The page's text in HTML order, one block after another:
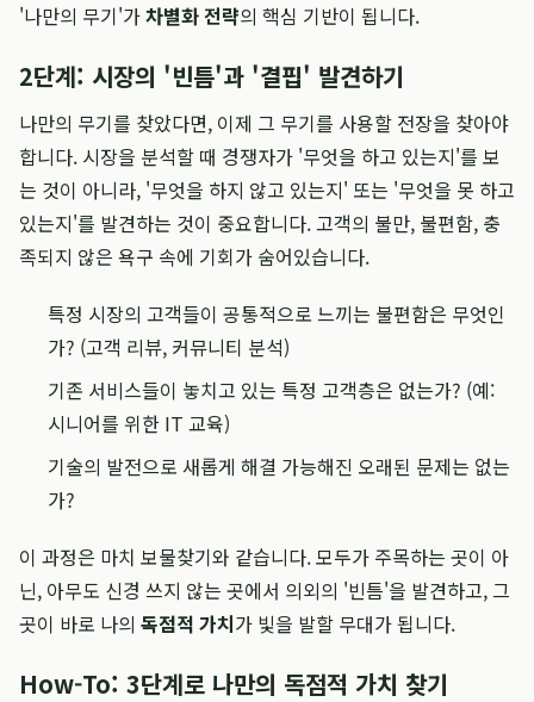
'나만의 무기'가차별화 전략의 핵심 기반이 됩니다.
2단계: 시장의 '빈틈'과 '결핍' 발견하기
나만의 무기를 찾았다면, 이제 그 무기를 사용할 전장을 찾아야
합니다. 시장을 분석할 때 경쟁자가 '무엇을 하고 있는지'를 보
는 것이 아니라, '무엇을 하지 않고 있는지' 또는 '무엇을 못 하고
있는지'를 발견하는 것이 중요합니다. 고객의 불만, 불편함, 충
족되지 않은 욕구 속에 기회가 숨어있습니다.
특정 시장의 고객들이 공통적으로 느끼는 불편함은 무엇인
가? (고객 리뷰, 커뮤니티 분석)
기존 서비스들이 놓치고 있는 특정 고객층은 없는가? (예:
시니어를 위한 IT 교육)
기술의 발전으로 새롭게 해결 가능해진 오래된 문제는 없는
가?
이 과정은 마치 보물찾기와 같습니다. 모두가 주목하는 곳이 아
닌, 아무도 신경 쓰지 않는 곳에서 의외의 '빈틈'을 발견하고, 그
곳이 바로 나의 독점적 가치가 빛을 발할 무대가 됩니다.
How-To: 3단계로 나만의 독점적 가치 찾기